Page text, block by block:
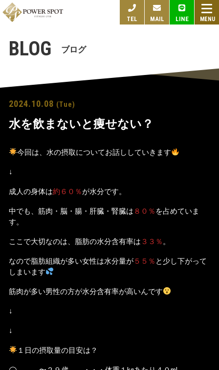
TEL MAIL LINE
BLOG ブログ
2024.10.08 (Tue)
水を飲まないと痩せない？
今回は、水の摂取についてお話ししていきます
↓
成人の身体は約６０％が水分です。
中でも、筋肉・脳・腸・肝臓・腎臓は ８０％ を占めていま
す。
ここで大切なのは、脂肪の水分含有率は ３３％。
なので脂肪組織が多い女性は水分量が５５％ と少し下がって
しまいます
筋肉が多い男性の方が水分含有率が高いんです
↓
↓
１日の摂取量の目安は？